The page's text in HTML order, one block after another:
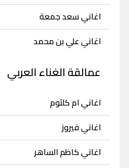
اغاني سعد جمعة
اغاني علي بن محمد
عمالقة الغناء العربي
اغاني ام كلثوم
اغاني فيروز
اغاني كاظم الساهر